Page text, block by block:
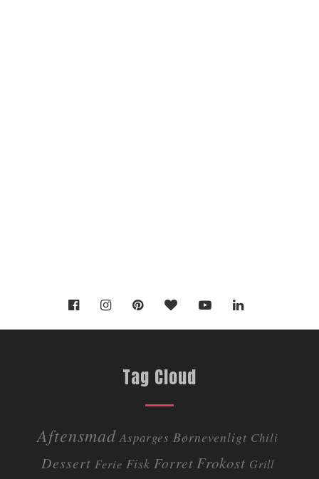
Tag Cloud
Aftensmad Asparges Børnevenligt Chili
Dessert Ferie Fisk Forret Frokost Grill